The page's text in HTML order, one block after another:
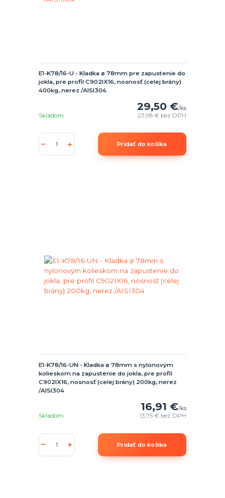
E1-K78/16-U - Kladka ø 78mm pre zapustenie do
jokla, pre profil C902IX16, nosnosť (celej brány)
400kg, nerez /AISI304
29,50 €/ks
23,98 € bez DPH
Skladom
Pridať do košíka
E1-K78/16-UN - Kladka ø 78mm s nylonovým
kolieskom na zapustenie do jokla, pre profil
C902IX16, nosnosť (celej brány) 200kg, nerez
/AISI304
16,91 €/ks
13,75 € bez DPH
Skladom
Pridať do košíka